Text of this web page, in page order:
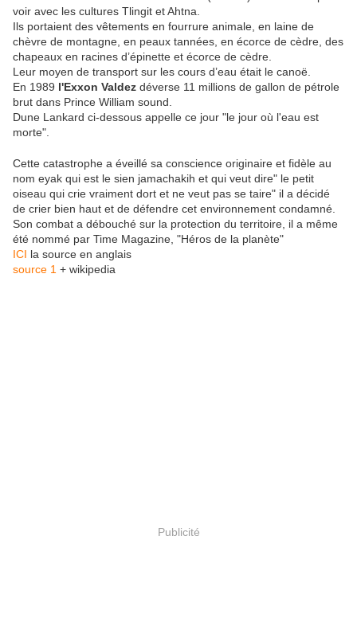
voir avec les cultures Tlingit et Ahtna.
Ils portaient des vêtements en fourrure animale, en laine de
chèvre de montagne, en peaux tannées, en écorce de cèdre, des
chapeaux en racines d’épinette et écorce de cèdre.
Leur moyen de transport sur les cours d’eau était le canoë.
En 1989 l'Exxon Valdez déverse 11 millions de gallon de pétrole
brut dans Prince William sound.
Dune Lankard ci-dessous appelle ce jour "le jour où l'eau est
morte".
Cette catastrophe a éveillé sa conscience originaire et fidèle au
nom eyak qui est le sien jamachakih et qui veut dire" le petit
oiseau qui crie vraiment dort et ne veut pas se taire" il a décidé
de crier bien haut et de défendre cet environnement condamné.
Son combat a débouché sur la protection du territoire, il a même
été nommé par Time Magazine, "Héros de la planète"
ICI la source en anglais
source 1 + wikipedia
Publicité